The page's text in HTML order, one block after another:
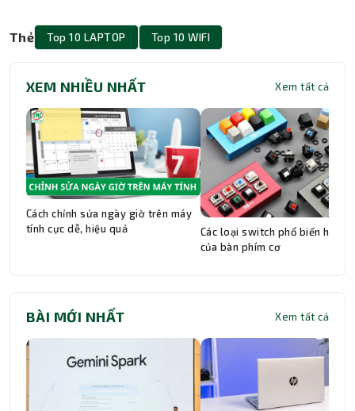
Thẻ Top 10 LAPTOP Top 10 WIFI
XEM NHIỀU NHẤT Xem tất cả
Cách chỉnh sửa ngày giờ trên máy
tính cực dễ, hiệu quả
Các loại switch phổ biến hiện
của bàn phím cơ
BÀI MỚI NHẤT Xem tất cả